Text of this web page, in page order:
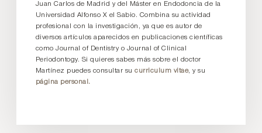
Juan Carlos de Madrid y del Máster en Endodoncia de la
Universidad Alfonso X el Sabio. Combina su actividad
profesional con la investigación, ya que es autor de
diversos artículos aparecidos en publicaciones científicas
como Journal of Dentistry o Journal of Clinical
Periodontogy. Si quieres sabes más sobre el doctor
Martínez puedes consultar sucurriculum vitae, y su
página personal.